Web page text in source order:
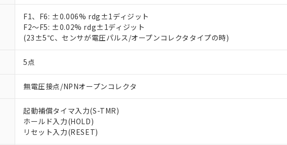
F1、F6: ±0.006% rdg±1ディジット
F2～F5: ±0.02% rdg±1ディジット
(23±5℃、センサが電圧パルス/オープンコレクタタイプの時)
5点
無電圧接点/NPNオープンコレクタ
起動補償タイマ入力(S-TMR)
ホールド入力(HOLD)
リセット入力(RESET)
※1 対応状況
対応済み：EU RoHS指令（10物質）の非含有に対応した製品が提供可能な商品です。